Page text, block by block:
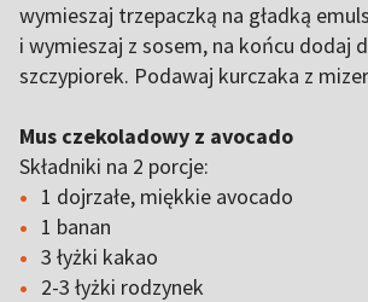
wymieszaj trzepaczką na gładką
i wymieszaj z sosem, na końcu dodaj
szczypiorek. Podawaj kurczaka z
Mus czekoladowy z avocado
Składniki na 2 porcje:
1 dojrzałe, miękkie avocado
1 banan
3 łyżki kakao
2-3 łyżki rodzynek